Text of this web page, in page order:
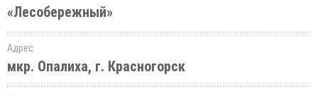
«Лесобережный»
Адрес
мкр. Опалиха, г. Красногорск